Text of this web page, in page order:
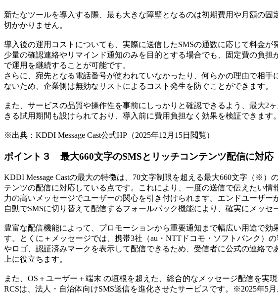
新たなツールを導入する際、最も大きな障壁となるのは初期費用や月額の固
切かかりません。
導入後の運用コストについても、実際に送信したSMSの通数に応じて料金が
少量の確認連絡やリマインド通知のみを目的とする場合でも、固定費の負担
で運用を継続することが可能です。
さらに、宛先となる電話番号が使われていなかったり、何らかの理由で相手
ないため、企業側は無効なリストによるコスト発生を防ぐことができます。
また、サービスの品質や操作性を事前にしっかりと確認できるよう、最大2
きる試用期間も設けられており、導入前に費用負担なく効果を検証できます。
※出典：KDDI Message Cast公式HP（2025年12月15日閲覧）
ポイント３ 最大660文字のSMSとリッチコンテンツ配信に対応
KDDI Message Castの最大の特徴は、70文字制限を超える最大660文字（※）
テンツの配信に対応している点です。これにより、一度の送信で伝えたい
力の高いメッセージでユーザーの関心を引き付けられます。エンドユーザー
自動でSMSに切り替えて配信するフォールバック機能により、確実にメッセ
豊富な配信機能によって、プロモーションから重要通知まで幅広い用途で効
す。とくに＋メッセージでは、携帯3社（au・NTTドコモ・ソフトバンク）
やロゴ、認証済みマークを表示して配信できるため、受信者に公式の連絡で
上に役立ちます。
また、OS＋ユーザー＋端末 の垣根を超えた、総合的なメッセージ配信を実現
RCSは、法人・自治体向けSMS送信を進化させたサービスです。※2025年5